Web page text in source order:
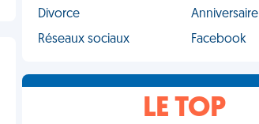
Divorce
Anniversaire
Réseaux sociaux
Facebook
LE TOP